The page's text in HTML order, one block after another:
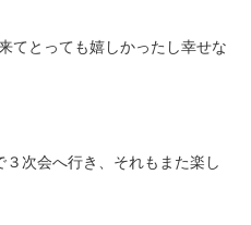
てとっても嬉しかったし幸せな
次会へ行き、それもまた楽し